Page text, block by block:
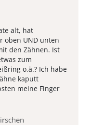
alt, hat
oben UND unten
den Zähnen. Ist
zum
o.ä.? Ich habe
kaputt
meine Finger